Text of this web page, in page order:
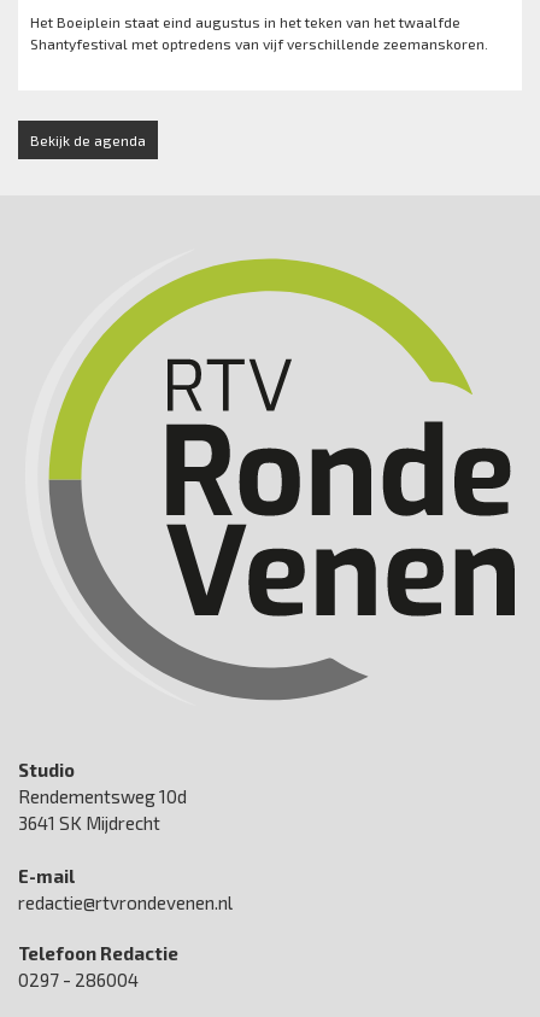
Het Boeiplein staat eind augustus in het teken van het twaalfde
Shantyfestival met optredens van vijf verschillende zeemanskoren.
Bekijk de agenda
Studio
Rendementsweg 10d
3641 SK Mijdrecht
E-mail
redactie@rtvrondevenen.nl
Telefoon Redactie
0297 - 286004